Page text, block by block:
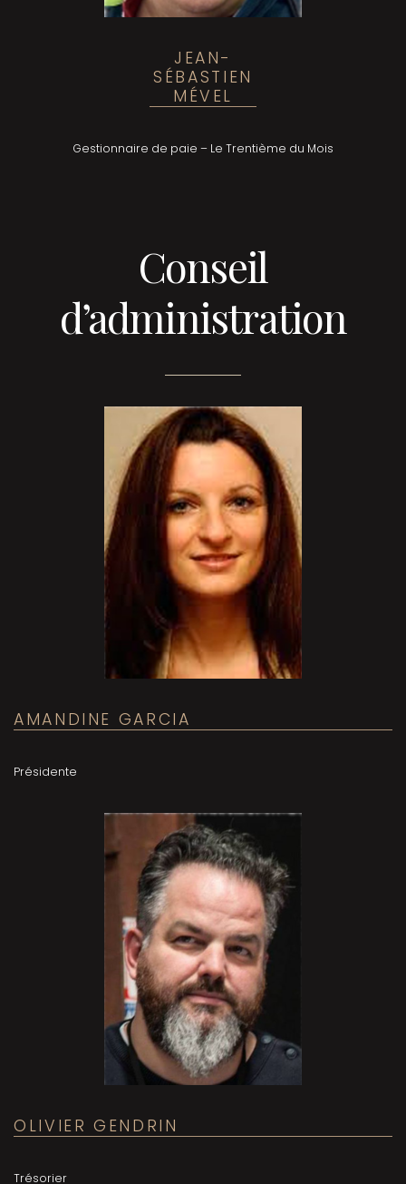
JEAN-
SÉBASTIEN
MÉVEL
Gestionnaire de paie – Le Trentième du Mois
Conseil
d’administration
AMANDINE GARCIA
Présidente
OLIVIER GENDRIN
Trésorier